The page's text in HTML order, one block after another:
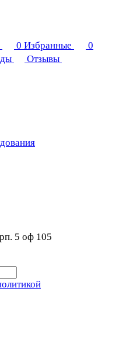
0 Избранные
0
Отзывы
5 оф 105